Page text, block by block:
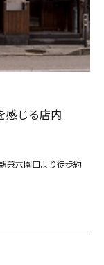
感じる店内
兼六園口より徒歩約